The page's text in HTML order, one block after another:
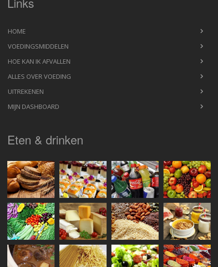
HOME
VOEDINGSMIDDELEN
HOE KAN IK AFVALLEN
ALLES OVER VOEDING
UITREKENEN
MIJN DASHBOARD
Eten & drinken